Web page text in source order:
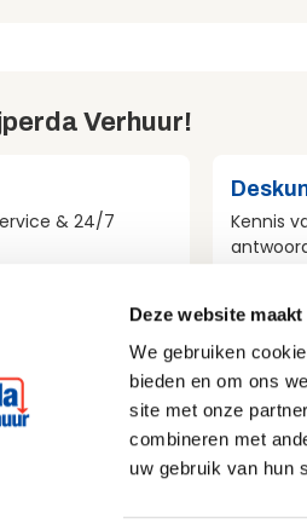
Deze website
We gebruiken
bieden en om ons
site met onze
combineren met
uw gebruik van hun
Verhuur!
& 24/7
Kennis
bij alles
Home